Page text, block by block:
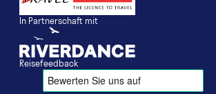
In Partnerschaft mit
Reisefeedback